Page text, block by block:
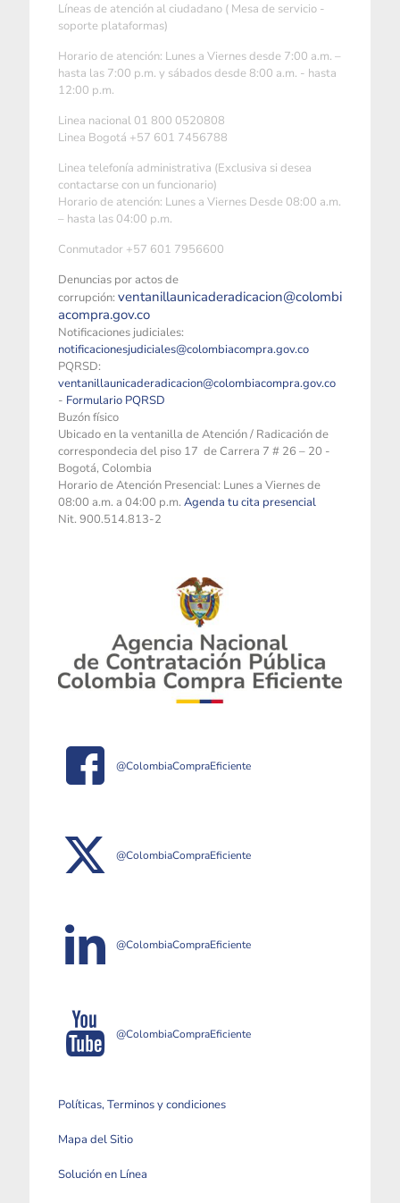
Líneas de atención al ciudadano ( Mesa de servicio -
soporte plataformas)
Horario de atención: Lunes a Viernes desde 7:00 a.m. –
hasta las 7:00 p.m. y sábados desde 8:00 a.m. - hasta
12:00 p.m.
Linea nacional 01 800 0520808
Linea Bogotá +57 601 7456788
Linea telefonía administrativa (Exclusiva si desea
contactarse con un funcionario)
Horario de atención: Lunes a Viernes Desde 08:00 a.m.
– hasta las 04:00 p.m.
Conmutador +57 601 7956600
Denuncias por actos de
corrupción: ventanillaunicaderadicacion@colombi
acompra.gov.co
Notificaciones judiciales:
notificacionesjudiciales@colombiacompra.gov.co
PQRSD:
ventanillaunicaderadicacion@colombiacompra.gov.co
- Formulario PQRSD
Buzón físico
Ubicado en la ventanilla de Atención / Radicación de
correspondecia del piso 17 de Carrera 7 # 26 – 20 -
Bogotá, Colombia
Horario de Atención Presencial: Lunes a Viernes de
08:00 a.m. a 04:00 p.m. Agenda tu cita presencial
Nit. 900.514.813-2
@ColombiaCompraEficiente
@ColombiaCompraEficiente
@ColombiaCompraEficiente
@ColombiaCompraEficiente
Políticas, Terminos y condiciones
Mapa del Sitio
Solución en Línea